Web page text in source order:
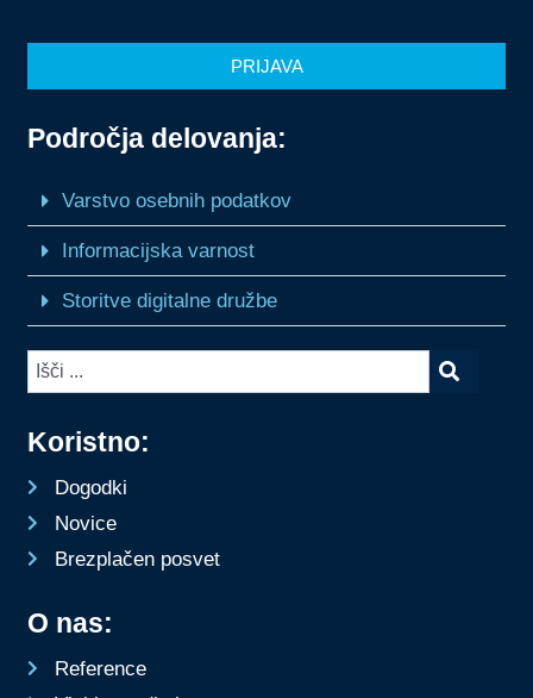
O nas:
Reference
Koristno:
Dogodki
Novice
Brezplačen posvet
Področja delovanja:
Varstvo osebnih podatkov
Informacijska varnost
Storitve digitalne družbe
PRIJAVA